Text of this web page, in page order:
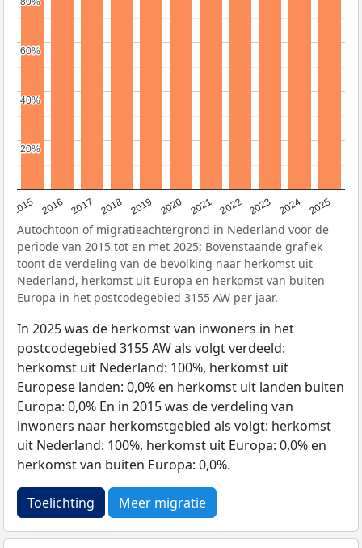
2015 2016 2017 2018 2019 2020 2021 2022 2023 2024 2025
20%
20%
40%
40%
60%
60%
Autochtoon of migratieachtergrond in Nederland voor de
periode van 2015 tot en met 2025: Bovenstaande grafiek
toont de verdeling van de bevolking naar herkomst uit
Nederland, herkomst uit Europa en herkomst van buiten
Europa in het postcodegebied 3155 AW per jaar.
In 2025 was de herkomst van inwoners in het
postcodegebied 3155 AW als volgt verdeeld:
herkomst uit Nederland: 100%, herkomst uit
Europese landen: 0,0% en herkomst uit landen buiten
Europa: 0,0% En in 2015 was de verdeling van
inwoners naar herkomstgebied als volgt: herkomst
uit Nederland: 100%, herkomst uit Europa: 0,0% en
herkomst van buiten Europa: 0,0%.
Toelichting Meer migratie